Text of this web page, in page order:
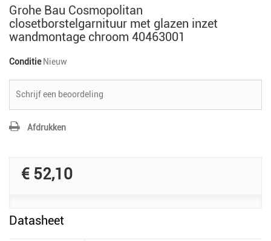
Grohe Bau Cosmopolitan
closetborstelgarnituur met glazen inzet
wandmontage chroom 40463001
Conditie Nieuw
Schrijf een beoordeling
Afdrukken
€ 52,10
Datasheet